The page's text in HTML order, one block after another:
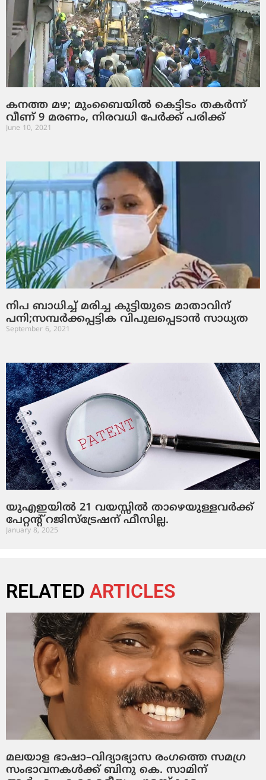
കനത്ത മഴ; മുംബൈയില്‍ കെട്ടിടം തകര്‍ന്ന്
വീണ് 9 മരണം, നിരവധി പേര്‍ക്ക് പരിക്ക്
June 10, 2021
നിപ ബാധിച്ച് മരിച്ച കുട്ടിയുടെ മാതാവിന്
പനി;സമ്പര്‍ക്കപ്പട്ടിക വിപുലപ്പെടാന്‍ സാധ്യത
September 6, 2021
യുഎഇയിൽ 21 വയസ്സിൽ താഴെയുള്ളവർക്ക്
പേറ്റന്റ് റജിസ്ട്രേഷന് ഫീസില്ല.
January 8, 2025
RELATED ARTICLES
മലയാള ഭാഷാ–വിദ്യാഭ്യാസ രംഗത്തെ സമഗ്ര
സംഭാവനകൾക്ക് ബിനു കെ. സാമിന്